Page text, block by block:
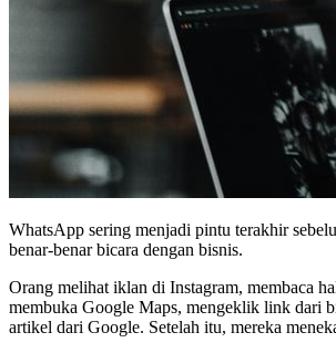
WhatsApp sering menjadi pintu terakhir
benar-benar bicara dengan bisnis.
Orang melihat iklan di Instagram, membaca
membuka Google Maps, mengeklik link dari
artikel dari Google. Setelah itu, mereka